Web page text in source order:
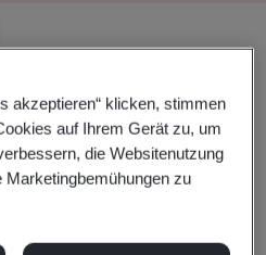
von AIMD
dass Ihr
akzeptieren“ klicken, stimmen
auf Ihrem Gerät zu, um
die Websitenutzung
zu